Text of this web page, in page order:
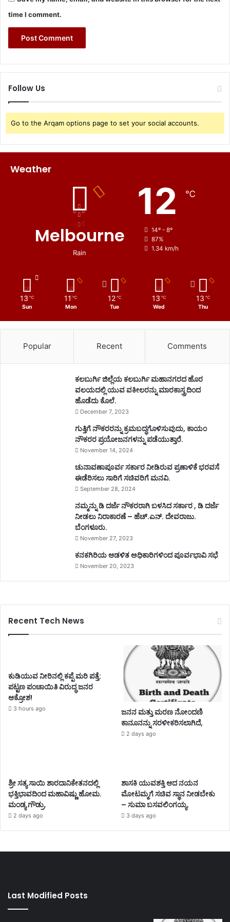
time I comment.
Follow Us
Go to the Arqam options page to set your social accounts.
Weather
Melbourne
Rain
12 ℃
14º - 8º
87%
1.34 km/h
13 ℃
Sun
11 ℃
Mon
12 ℃
Tue
13 ℃
Wed
13 ℃
Thu
Popular Recent Comments
ಕಲಬುರ್ಗಿ ಜಿಲ್ಲೆಯ ಕಲಬುರ್ಗಿ ಮಹಾನಗರದ ಹೊರ
ವಲಯದಲ್ಲಿ ಯುವ ವಕೀಲರನ್ನು ಮಾರಕಾಸ್ತ್ರದಿಂದ
ಹೊಡೆದು ಕೊಲೆ.
December 7, 2023
ಗುತ್ತಿಗೆ ನೌಕರರನ್ನು ಕ್ರಮಬದ್ಧಗೊಳಿಸುವುದು, ಕಾಯಂ
ನೌಕರರ ಪ್ರಯೋಜನಗಳನ್ನು ಪಡೆಯುತ್ತಾರೆ.
November 14, 2024
ಚುನಾವಣಾಪೂರ್ವ ಸರ್ಕಾರ ನೀಡಿರುವ ಪ್ರಣಾಳಿಕೆ ಭರವಸೆ
ಈಡೆರಿಸಲು ಸಾರಿಗೆ ಸಚಿವರಿಗೆ ಮನವಿ.
September 28, 2024
ನಮ್ಮನ್ನು ಡಿ ದರ್ಜೆ ನೌಕರರಾಗಿ ಬಳಸಿದ ಸರ್ಕಾರ , ಡಿ ದರ್ಜೆ
ನೀಡಲು ನಿರಾಕಾರಣೆ – ಹೆಚ್.ಎನ್. ದೇವರಾಜು.
ಬೆಂಗಳೂರು.
November 27, 2023
ಕನಕಗಿರಿಯ ಆಡಳಿತ ಅಧಿಕಾರಿಗಳಿಂದ ಪೂರ್ವಭಾವಿ ಸಭೆ
November 20, 2023
Recent Tech News
ಕುಡಿಯುವ ನೀರಿನಲ್ಲಿ ಕಪ್ಪೆ ಮರಿ ಪತ್ತೆ:
ಪಟ್ಟಣ ಪಂಚಾಯಿತಿ ವಿರುದ್ಧ ಜನರ
ಆಕ್ರೋಶ!
3 hours ago
ಜನನ ಮತ್ತು ಮರಣ ನೋಂದಣಿ
ಕಾನೂನನ್ನು ಸರಳೀಕರಿಸಲಾಗಿದೆ,
2 days ago
ಶ್ರೀ ಸತ್ಯ ಸಾಯಿ ಶಾರದಾನಿಕೇತನದಲ್ಲಿ
ಭಕ್ತಿಭಾವದಿಂದ ಮಹಾವಿಷ್ಣು ಹೋಮ.
ಮಂಡ್ಯ ಗೌಡ್ರು.
2 days ago
ಶಾಸಕಿ ಯುವಶಕ್ತಿ ಆದ ನಯನ
ಮೋಟಮ್ಮಗೆ ಸಚಿವ ಸ್ಥಾನ ನೀಡಬೇಕು
– ಸುಮಾ ಬಸವಲಿಂಗಯ್ಯ.
3 days ago
Last Modified Posts